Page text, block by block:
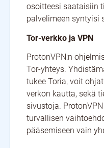
osoitteesi saataisiin
palvelimeen syntyisi
Tor-verkko ja VPN
ProtonVPN:n
Tor-yhteys.
tukee Toria, voit
verkon kautta, sekä
sivustoja.
turvallisen
pääsemiseen vain